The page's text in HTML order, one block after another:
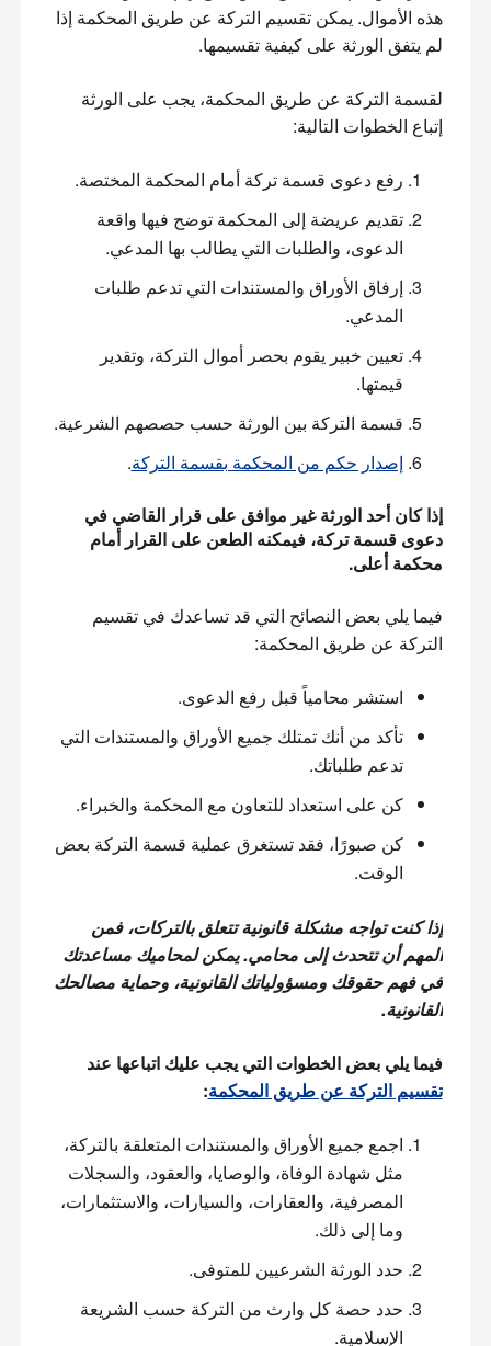
لم يتفق الورثة على كيفية تقسيمها.
إتباع الخطوات التالية:
رفع دعوى قسمة تركة أمام المحكمة المختصة.
تقديم عريضة إلى المحكمة توضح فيها واقعة
الدعوى، والطلبات التي يطالب بها المدعي.
إرفاق الأوراق والمستندات التي تدعم طلبات
المدعي.
تعيين خبير يقوم بحصر أموال التركة، وتقدير
قيمتها.
قسمة التركة بين الورثة حسب حصصهم الشرعية.
إصدار حكم من المحكمة بقسمة التركة.
محكمة أعلى.
التركة عن طريق المحكمة:
استشر محامياً قبل رفع الدعوى.
تأكد من أنك تمتلك جميع الأوراق والمستندات التي
تدعم طلباتك.
كن على استعداد للتعاون مع المحكمة والخبراء.
كن صبورًا، فقد تستغرق عملية قسمة التركة بعض
الوقت.
القانونية.
فيما يلي بعض الخطوات التي يجب عليك اتباعها عند
تقسيم التركة عن طريق المحكمة:
اجمع جميع الأوراق والمستندات المتعلقة بالتركة،
مثل شهادة الوفاة، والوصايا، والعقود، والسجلات
المصرفية، والعقارات، والسيارات، والاستثمارات،
وما إلى ذلك.
حدد الورثة الشرعيين للمتوفى.
حدد حصة كل وارث من التركة حسب الشريعة
الإسلامية.